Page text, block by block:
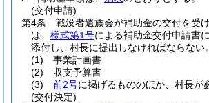
(交付申請)
第4条
戦没者遺族会が補助金の交付を受
は、 様式第1号による補助金交付申請書
添付し、村長に提出しなければならない。
(1)
事業計画書
(2)
収支予算書
(3)
前2号に掲げるもののほか、村長が
(交付決定)